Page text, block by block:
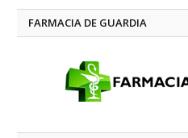
FARMACIA DE GUARDIA